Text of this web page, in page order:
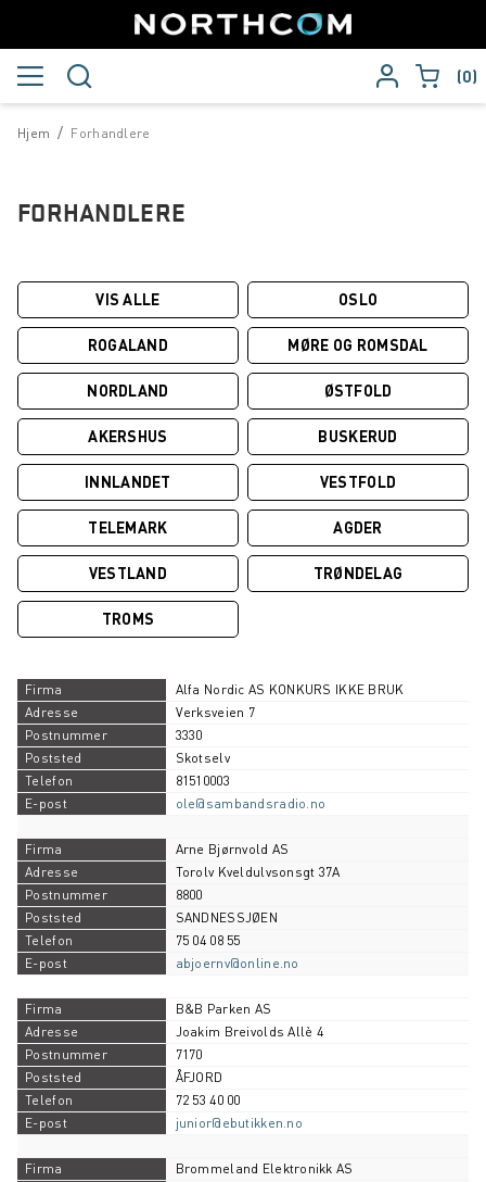
0
/
Hjem Forhandlere
FORHANDLERE
VIS ALLE OSLO
ROGALAND MØRE OG ROMSDAL
NORDLAND ØSTFOLD
AKERSHUS BUSKERUD
INNLANDET VESTFOLD
TELEMARK AGDER
VESTLAND TRØNDELAG
TROMS
Alfa Nordic AS KONKURS IKKE BRUK
Verksveien 7
3330
Skotselv
81510003
ole@sambandsradio.no
Arne Bjørnvold AS
Torolv Kveldulvsonsgt 37A
8800
SANDNESSJØEN
75 04 08 55
abjoernv@online.no
B&B Parken AS
Joakim Breivolds Allè 4
7170
ÅFJORD
72 53 40 00
junior@ebutikken.no
Brommeland Elektronikk AS